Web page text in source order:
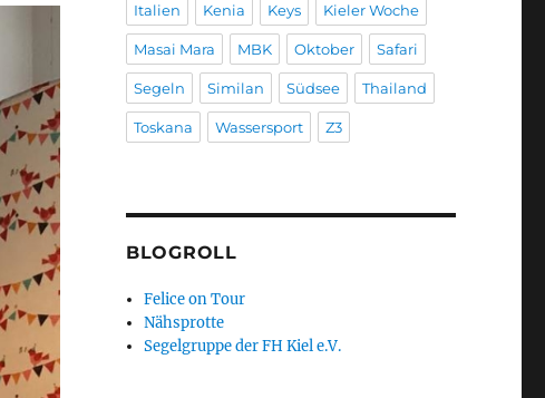
Italien Kenia Keys Kieler Woche
Masai Mara MBK Oktober Safari
Segeln Similan Südsee Thailand
Toskana Wassersport Z3
BLOGROLL
Felice on Tour
Nähsprotte
Segelgruppe der FH Kiel e.V.